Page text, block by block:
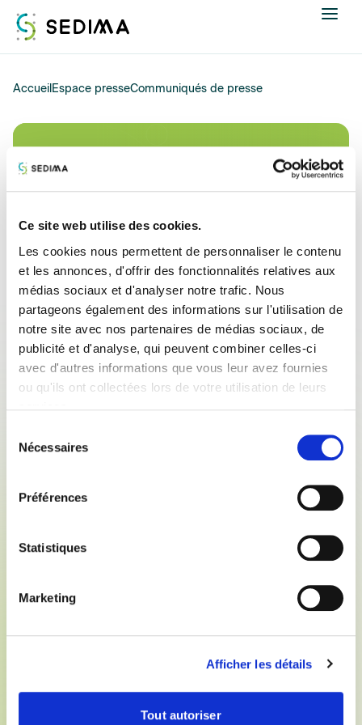
Ce site web utilise des cookies.
Les cookies nous permettent de personnaliser le contenu
et les annonces, d'offrir des fonctionnalités relatives aux
médias sociaux et d'analyser notre trafic. Nous
partageons également des informations sur l'utilisation de
notre site avec nos partenaires de médias sociaux, de
publicité et d'analyse, qui peuvent combiner celles-ci
avec d'autres informations que vous leur avez fournies
ou qu'ils ont collectées lors de votre utilisation de leurs
Nécessaires
Préférences
Statistiques
Marketing
Afficher les détails
Tout autoriser
Nous connaître
Actualités
Assistance et expertise
Formations
Offres d'emploi
Contacter
Accueil Espace presseCommuniqués de presse
Communiqués de presse
Conférence de presse SEDIMA - 11 juillet
2019
juillet. Ce rendez-vous semestriel a permis à Pierre
PRIM, son président, et à Anne Fradier, sa secrétaire
1er semestre 2019 et les perspectives attendues pour
le second. Ils ont également présenté le classement
principale préoccupation de ses adhérents à savoir le